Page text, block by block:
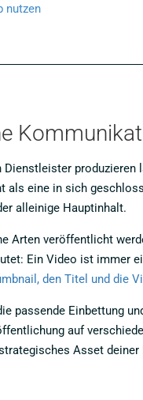
nutzen
Dienstleister produzieren
als eine in sich
alleinige Hauptinhalt.
Arten veröffentlicht
Ein Video ist immer
den Titel und die
passende Einbettung
auf
Asset